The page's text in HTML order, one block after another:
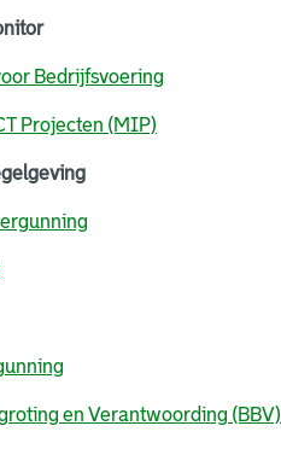
Bedrijfsvoering
Projecten (MIP)
en Verantwoording (BBV)